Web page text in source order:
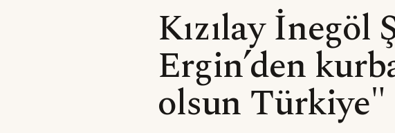
Kızılay İnegöl
Ergin’den
olsun Türkiye"